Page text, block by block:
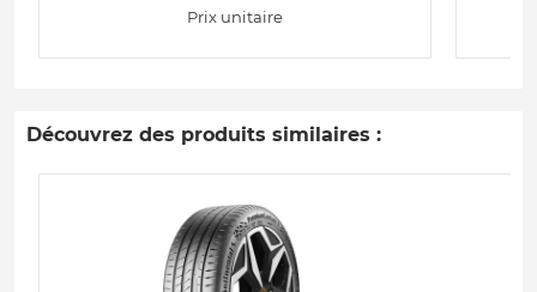
Prix unitaire
Découvrez des produits similaires :